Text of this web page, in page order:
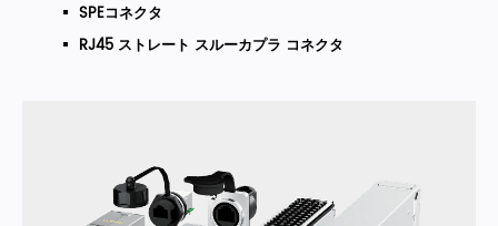
SPEコネクタ
RJ45 ストレート スルーカプラ コネクタ